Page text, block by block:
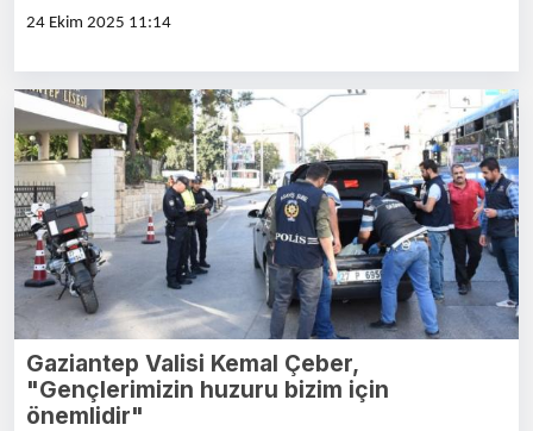
24 Ekim 2025 11:14
Gaziantep Valisi Kemal Çeber,
"Gençlerimizin huzuru bizim için
önemlidir"